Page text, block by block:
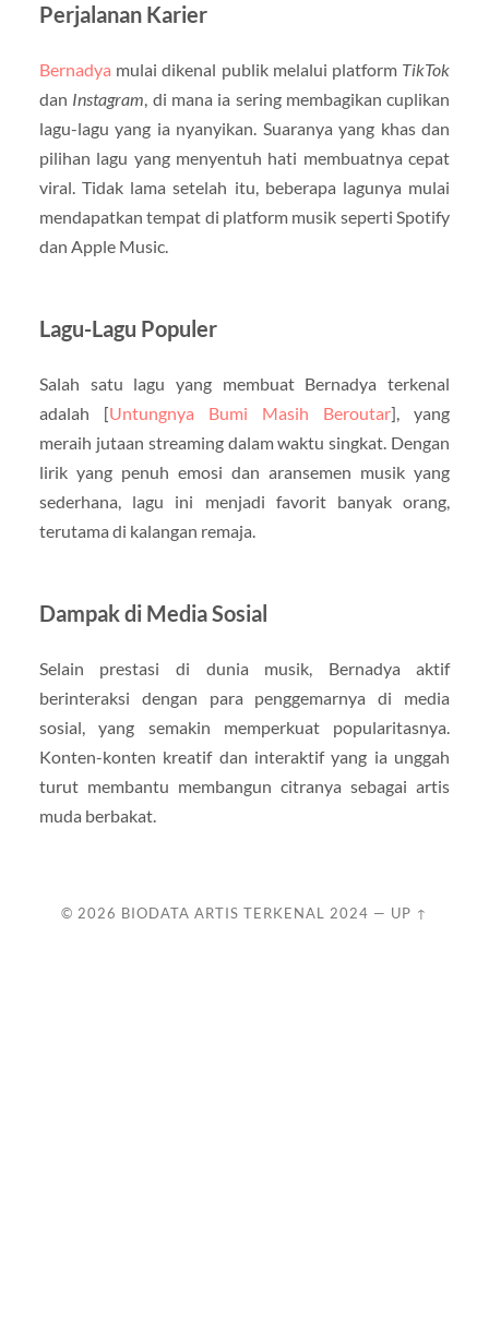
Perjalanan Karier
Bernadya mulai dikenal publik melalui platform TikTok
dan Instagram, di mana ia sering membagikan cuplikan
lagu-lagu yang ia nyanyikan. Suaranya yang khas dan
pilihan lagu yang menyentuh hati membuatnya cepat
viral. Tidak lama setelah itu, beberapa lagunya mulai
mendapatkan tempat di platform musik seperti Spotify
dan Apple Music.
Lagu-Lagu Populer
Salah satu lagu yang membuat Bernadya terkenal
adalah [Untungnya Bumi Masih Beroutar], yang
meraih jutaan streaming dalam waktu singkat. Dengan
lirik yang penuh emosi dan aransemen musik yang
sederhana, lagu ini menjadi favorit banyak orang,
terutama di kalangan remaja.
Dampak di Media Sosial
Selain prestasi di dunia musik, Bernadya aktif
berinteraksi dengan para penggemarnya di media
sosial, yang semakin memperkuat popularitasnya.
Konten-konten kreatif dan interaktif yang ia unggah
turut membantu membangun citranya sebagai artis
muda berbakat.
© 2026 BIODATA ARTIS TERKENAL 2024 — UP ↑